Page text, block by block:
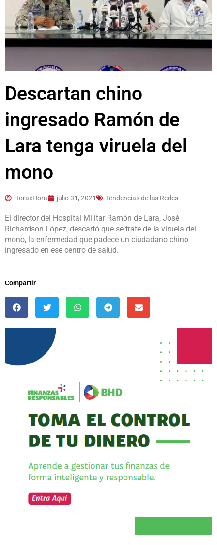
Descartan chino
ingresado Ramón de
Lara tenga viruela del
mono
HoraxHora julio 31, 2021 Tendencias de las Redes
El director del Hospital Militar Ramón de Lara, José
Richardson López, descartó que se trate de la viruela del
mono, la enfermedad que padece un ciudadano chino
ingresado en ese centro de salud.
Compartir